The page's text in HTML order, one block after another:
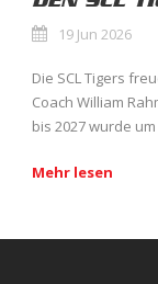
19 Jun 2026
Die SCL Tigers
Coach William
bis 2027 wurde
Mehr lesen